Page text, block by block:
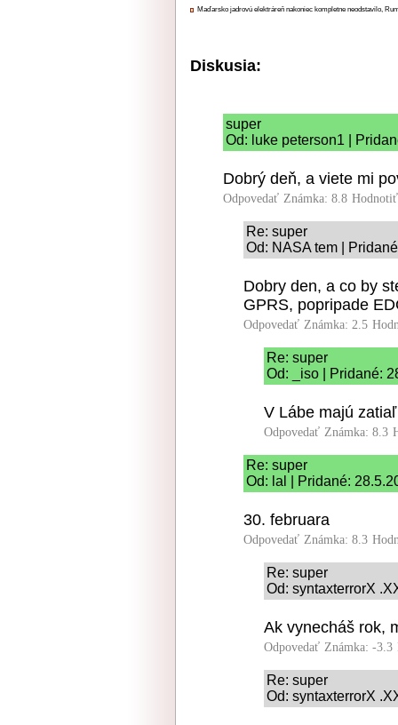
Maďarsko jadrovú elektráreň nakoniec kompletne neodstavilo,
Diskusia:
super
Od: luke peterson1 |
Dobrý deň, a viete mi
Odpovedať Známka: 8.8
Re: super
Od: NASA tem |
Dobry den, a co by
GPRS, popripade
Odpovedať Známka: 2.5
Re: super
Od: _iso | Pridané:
V Lábe majú
Odpovedať Známka: 8.3
Re: super
Od: lal | Pridané:
30. februara
Odpovedať Známka: 8.3
Re: super
Od: syntaxterrorX
Ak vynecháš rok,
Odpovedať Známka: -3.3
Re: super
Od: syntaxterrorX